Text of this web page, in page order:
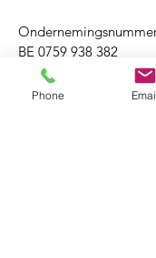
BE 0759 938 382
Phone